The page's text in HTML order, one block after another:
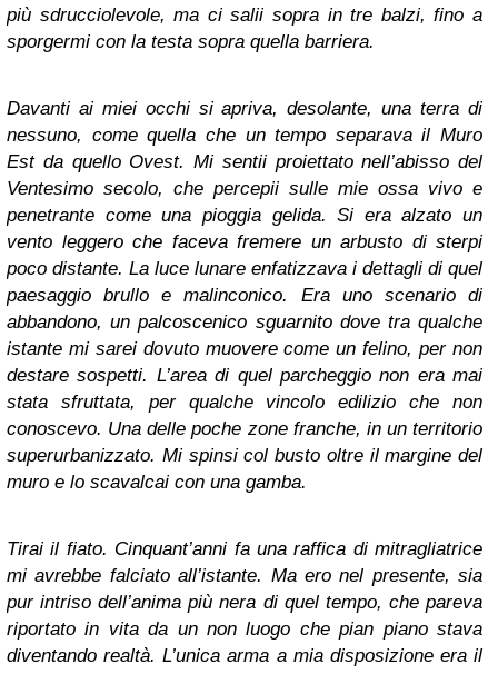
più sdrucciolevole, ma ci salii sopra in tre balzi, fino a
sporgermi con la testa sopra quella barriera.
Davanti ai miei occhi si apriva, desolante, una terra di
nessuno, come quella che un tempo separava il Muro
Est da quello Ovest. Mi sentii proiettato nell’abisso del
Ventesimo secolo, che percepii sulle mie ossa vivo e
penetrante come una pioggia gelida. Si era alzato un
vento leggero che faceva fremere un arbusto di sterpi
poco distante. La luce lunare enfatizzava i dettagli di quel
paesaggio brullo e malinconico. Era uno scenario di
abbandono, un palcoscenico sguarnito dove tra qualche
istante mi sarei dovuto muovere come un felino, per non
destare sospetti. L’area di quel parcheggio non era mai
stata sfruttata, per qualche vincolo edilizio che non
conoscevo. Una delle poche zone franche, in un territorio
superurbanizzato. Mi spinsi col busto oltre il margine del
muro e lo scavalcai con una gamba.
Tirai il fiato. Cinquant’anni fa una raffica di mitragliatrice
mi avrebbe falciato all’istante. Ma ero nel presente, sia
pur intriso dell’anima più nera di quel tempo, che pareva
riportato in vita da un non luogo che pian piano stava
diventando realtà. L’unica arma a mia disposizione era il